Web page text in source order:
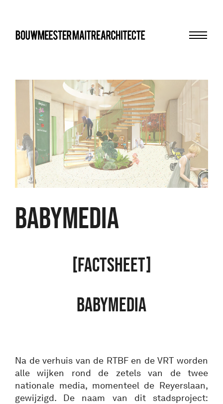
bma
BABYMEDIA
[FACTSHEET]
BABYMEDIA
Na de verhuis van de RTBF en de VRT worden
alle wijken rond de zetels van de twee
nationale media, momenteel de Reyerslaan,
gewijzigd. De naam van dit stadsproject: